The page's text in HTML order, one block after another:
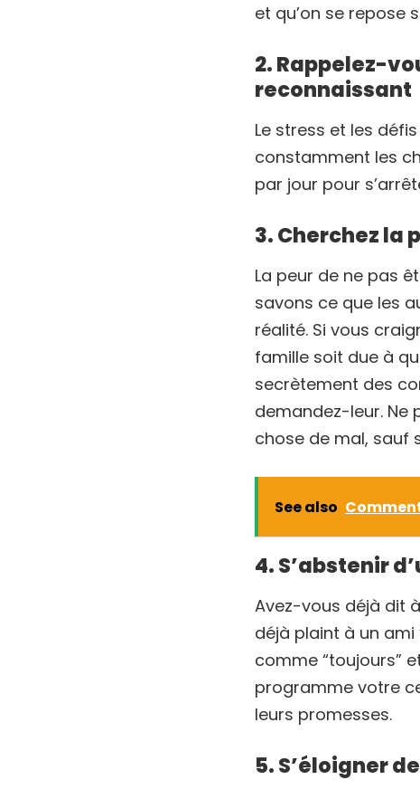
et qu’on se repose
2. Rappelez-
reconnaissant
Le stress et les
constamment les
par jour pour
3. Cherchez la
La peur de ne pas
savons ce que les
réalité. Si vous
famille soit due à
secrètement des
demandez-leur. Ne
chose de mal, sauf
See also
4. S’abstenir
Avez-vous déjà dit
déjà plaint à un ami
comme “toujours”
programme votre
leurs promesses.
5. S’éloigner